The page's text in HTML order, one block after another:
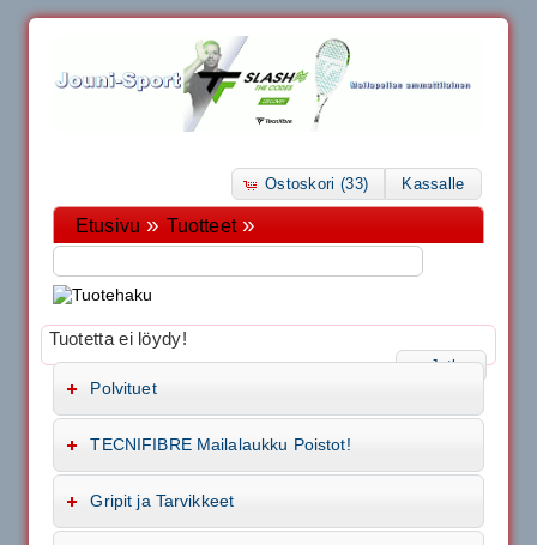
Ostoskori (33) Kassalle
Etusivu » Tuotteet»
Tuotetta ei löydy!
Jatka
Polvituet
TECNIFIBRE Mailalaukku Poistot!
Gripit ja Tarvikkeet